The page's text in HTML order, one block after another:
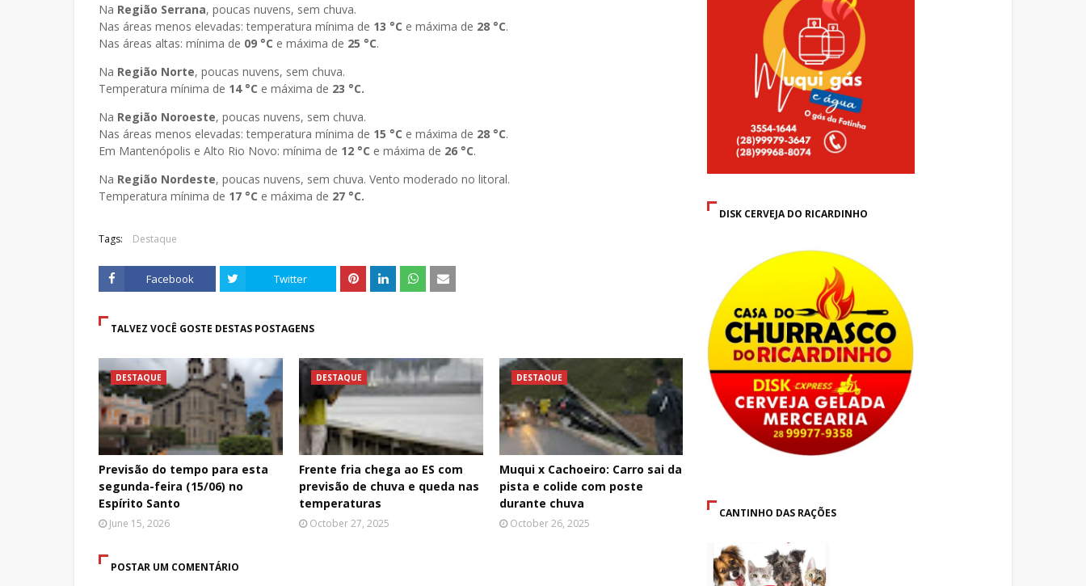
Na Região Serrana, poucas nuvens, sem chuva.
Nas áreas menos elevadas: temperatura mínima de 13 °C e máxima de 28 °C.
Nas áreas altas: mínima de 09 °C e máxima de 25 °C.
Na Região Norte, poucas nuvens, sem chuva.
Temperatura mínima de 14 °C e máxima de 23 °C.
Na Região Noroeste, poucas nuvens, sem chuva.
Nas áreas menos elevadas: temperatura mínima de 15 °C e máxima de 28 °C.
Em Mantenópolis e Alto Rio Novo: mínima de 12 °C e máxima de 26 °C.
Na Região Nordeste, poucas nuvens, sem chuva. Vento moderado no litoral.
Temperatura mínima de 17 °C e máxima de 27 °C.
Tags: Destaque
Facebook Twitter
TALVEZ VOCÊ GOSTE DESTAS POSTAGENS
DESTAQUE
Previsão do tempo para esta
segunda-feira (15/06) no
Espírito Santo
June 15, 2026
DESTAQUE
Frente fria chega ao ES com
previsão de chuva e queda nas
temperaturas
October 27, 2025
DESTAQUE
Muqui x Cachoeiro: Carro sai da
pista e colide com poste
durante chuva
October 26, 2025
POSTAR UM COMENTÁRIO
DISK CERVEJA DO RICARDINHO
CANTINHO DAS RAÇÕES